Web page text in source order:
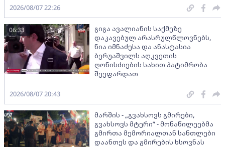
2026/08/07 22:26
გიგა ავალიანის საქმეზე
დაკავებულ არასრულწლოვნებს,
ნია იმნაძესა და ანასტასია
ბერუაშვილს აღკვეთის
ღონისძიების სახით პატიმრობა
შეეფარდათ
06:33
2026/08/07 20:43
მარშის - „გვახსოვს გმირები,
გვახსოვს მტერი” - მონაწილეებმა
გმირთა მემორიალთან სანთლები
დაანთეს და გმირების ხსოვნას